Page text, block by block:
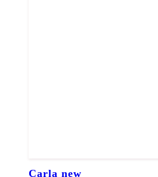
Carla new